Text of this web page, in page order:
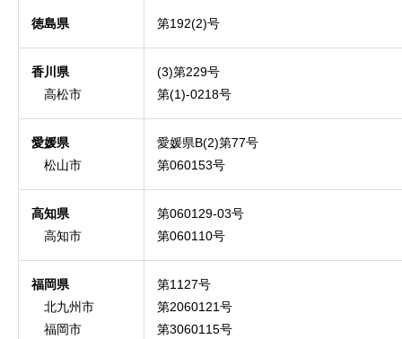
徳島県 第192(2)号
香川県
高松市
(3)第229号
第(1)-0218号
愛媛県
松山市
愛媛県B(2)第77号
第060153号
高知県
高知市
第060129-03号
第060110号
福岡県
北九州市
福岡市
第1127号
第2060121号
第3060115号